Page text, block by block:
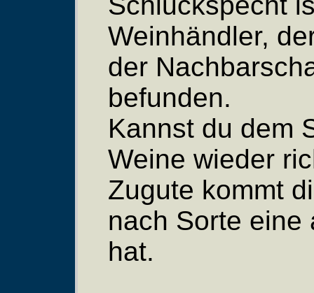
Weinhändler,
der
befunden.
Kannst du dem
Weine wieder
Zugute kommt
nach Sorte eine
hat.